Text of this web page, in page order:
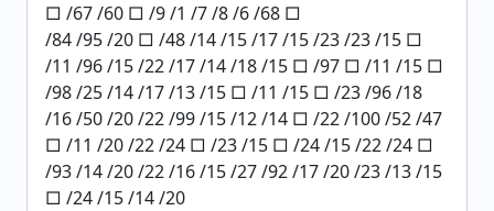
□ /67 /60 □ /9 /1 /7 /8 /6 /68 □
/84 /95 /20 □ /48 /14 /15 /17 /15 /23 /23 /15 □
/11 /96 /15 /22 /17 /14 /18 /15 □ /97 □ /11 /15 □
/98 /25 /14 /17 /13 /15 □ /11 /15 □ /23 /96 /18
/16 /50 /20 /22 /99 /15 /12 /14 □ /22 /100 /52 /47
□ /11 /20 /22 /24 □ /23 /15 □ /24 /15 /22 /24 □
/93 /14 /20 /22 /16 /15 /27 /92 /17 /20 /23 /13 /15
□ /24 /15 /14 /20